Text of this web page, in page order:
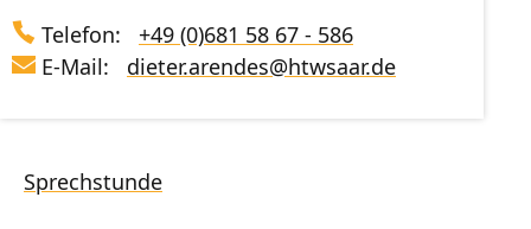
Telefon:
+49 (0)681 58 67 - 586
E-Mail:
dieter.arendes@htwsaar.de
Sprechstunde